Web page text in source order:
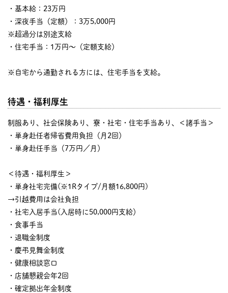
・基本給：23万円
・深夜手当（定額）：3万5,000円
※超過分は別途支給
・住宅手当：1万円～（定額支給）
※自宅から通勤される方には、住宅手当を支給。
待遇・福利厚生
制服あり、社会保険あり、寮・社宅・住宅手当あり、＜諸手当＞
・単身赴任者帰省費用負担（月2回）
・単身赴任手当（7万円／月）
＜待遇・福利厚生＞
・単身社宅完備(※1Rタイプ/月額16,800円)
→引越費用は会社負担
・社宅入居手当(入居時に50,000円支給）
・食事手当
・退職金制度
・慶弔見舞金制度
・健康相談窓口
・店舗懇親会年2回
・確定拠出年金制度